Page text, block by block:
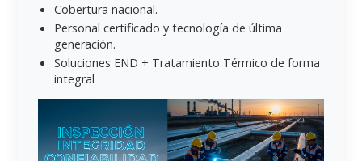
Cobertura nacional.
Personal certificado y tecnología de última
generación.
Soluciones END + Tratamiento Térmico de forma
integral